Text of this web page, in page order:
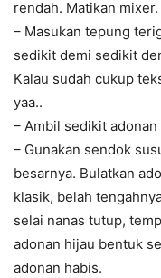
rendah. Matikan mixer.
– Masukan tepung
sedikit demi sedikit
Kalau sudah cukup
yaa..
– Ambil sedikit
– Gunakan sendok
besarnya. Bulatkan
klasik, belah
selai nanas tutup,
adonan hijau bentuk
adonan habis.